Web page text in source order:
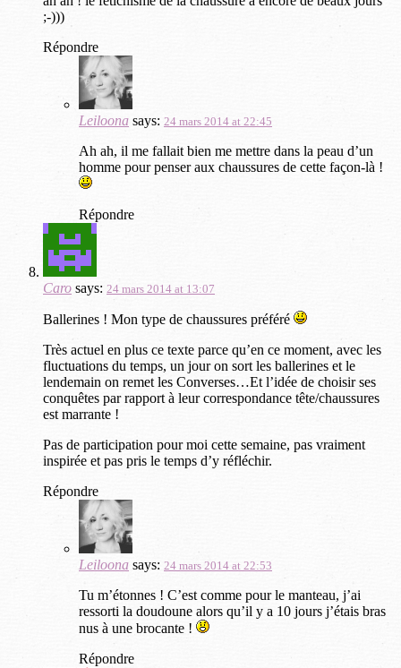
;-)))
Répondre
Leiloona says: 24 mars 2014 at 22:45
Ah ah, il me fallait bien me mettre dans la peau d’un
homme pour penser aux chaussures de cette façon-là !
Répondre
Caro says: 24 mars 2014 at 13:07
Ballerines ! Mon type de chaussures préféré
Très actuel en plus ce texte parce qu’en ce moment, avec les
fluctuations du temps, un jour on sort les ballerines et le
lendemain on remet les Converses…Et l’idée de choisir ses
conquêtes par rapport à leur correspondance tête/chaussures
est marrante !
Pas de participation pour moi cette semaine, pas vraiment
inspirée et pas pris le temps d’y réfléchir.
Répondre
Leiloona says: 24 mars 2014 at 22:53
Tu m’étonnes ! C’est comme pour le manteau, j’ai
ressorti la doudoune alors qu’il y a 10 jours j’étais bras
nus à une brocante !
Répondre